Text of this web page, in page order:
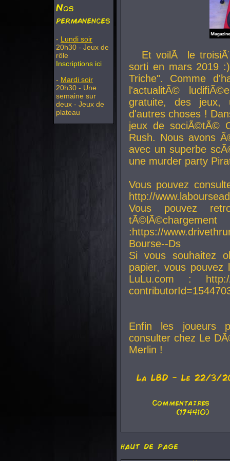
Nos
permanences
- Lundi soir
20h30 - Jeux de
rôle
Inscriptions ici
- Mardi soir
20h30 - Une
semaine sur
deux - Jeux de
plateau
Et voilÃ le
sorti en mars 2019
Triche". Comme
l'actualitÃ©
gratuite, des jeux,
d'autres choses !
jeux de sociÃ©tÃ©
Rush. Nous avons
avec un superbe
une murder party
Vous pouvez
http://
Vous pouvez
:https://
Bourse--Ds
Si vous souhaitez
papier, vous
LuLu.com : http://
Enfin les joueurs
consulter chez Le
Merlin !
La LBD - Le 22/3/
Commentaires
(174410)
haut de page